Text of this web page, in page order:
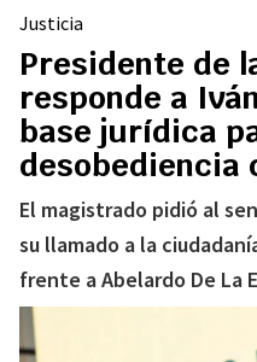
Justicia
Presidente de
responde a
base jurídica
desobediencia
El magistrado pidió al
su llamado a la
frente a Abelardo De La